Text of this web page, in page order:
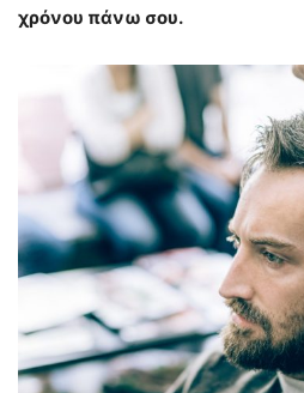
χρόνου πάνω σου.